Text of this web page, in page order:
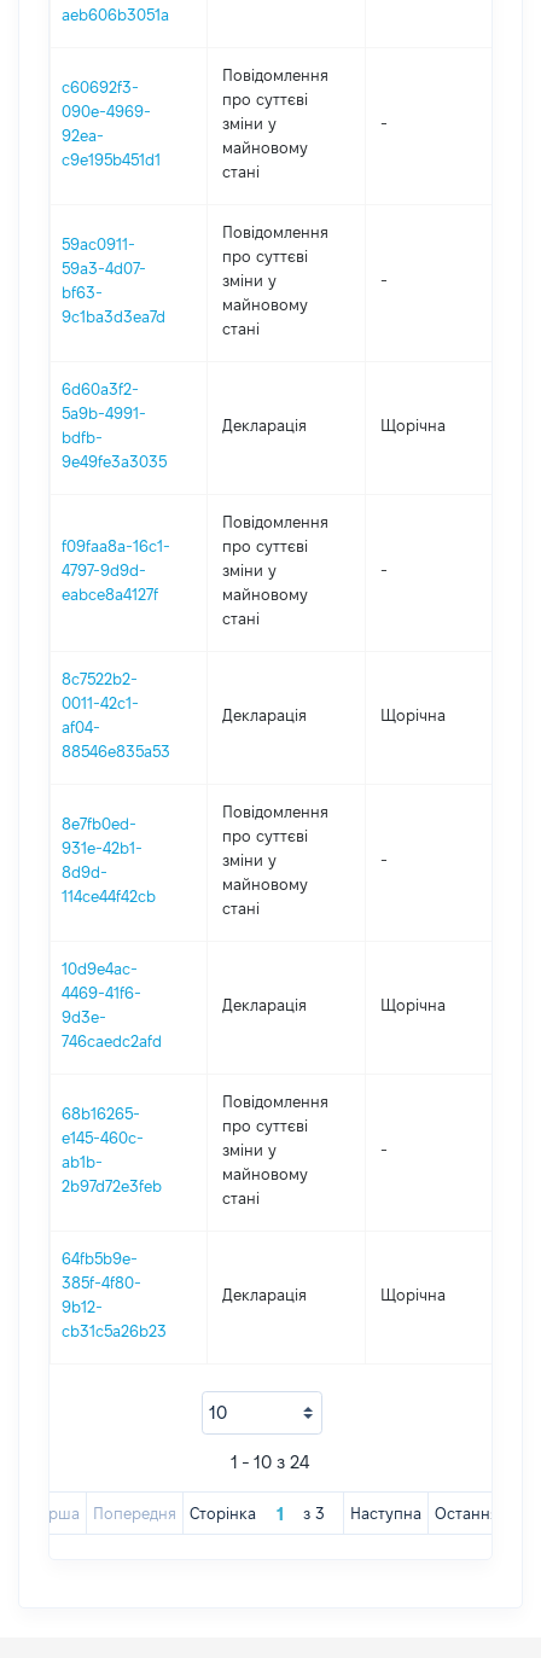
aeb606b3051a
c60692f3-
090e-4969-
92ea-
c9e195b451d1
Повідомлення
про суттєві
зміни y
майновому
стані
-
59ac0911-
59a3-4d07-
bf63-
9c1ba3d3ea7d
Повідомлення
про суттєві
зміни y
майновому
стані
-
6d60a3f2-
5a9b-4991-
bdfb-
9e49fe3a3035
Декларація Щорічна
f09faa8a-16c1-
4797-9d9d-
eabce8a4127f
Повідомлення
про суттєві
зміни y
майновому
стані
-
8c7522b2-
0011-42c1-
af04-
88546e835a53
Декларація Щорічна
8e7fb0ed-
931e-42b1-
8d9d-
114ce44f42cb
Повідомлення
про суттєві
зміни y
майновому
стані
-
10d9e4ac-
4469-41f6-
9d3e-
746caedc2afd
Декларація Щорічна
68b16265-
e145-460c-
ab1b-
2b97d72e3feb
Повідомлення
про суттєві
зміни y
майновому
стані
-
64fb5b9e-
385f-4f80-
9b12-
cb31c5a26b23
Декларація Щорічна
1 - 10 з 24
Перша Попередня Сторінка з 3 Наступна Остання